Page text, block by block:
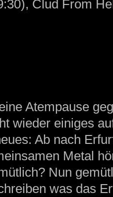
Clud From
Atempause
wieder einiges
Ab nach
Metal
Nun
was das